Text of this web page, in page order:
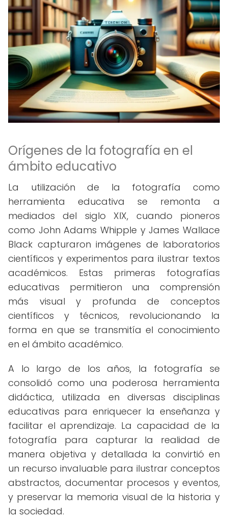
Orígenes de la fotografía en el
ámbito educativo
La utilización de la fotografía como
herramienta educativa se remonta a
mediados del siglo XIX, cuando pioneros
como John Adams Whipple y James Wallace
Black capturaron imágenes de laboratorios
científicos y experimentos para ilustrar textos
académicos. Estas primeras fotografías
educativas permitieron una comprensión
más visual y profunda de conceptos
científicos y técnicos, revolucionando la
forma en que se transmitía el conocimiento
en el ámbito académico.
A lo largo de los años, la fotografía se
consolidó como una poderosa herramienta
didáctica, utilizada en diversas disciplinas
educativas para enriquecer la enseñanza y
facilitar el aprendizaje. La capacidad de la
fotografía para capturar la realidad de
manera objetiva y detallada la convirtió en
un recurso invaluable para ilustrar conceptos
abstractos, documentar procesos y eventos,
y preservar la memoria visual de la historia y
la sociedad.